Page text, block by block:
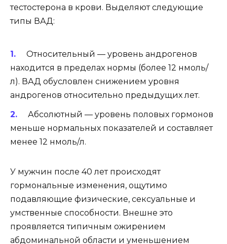
тестостерона в крови. Выделяют следующие
типы ВАД:
Относительный — уровень андрогенов
находится в пределах нормы (более 12 нмоль/
л). ВАД обусловлен снижением уровня
андрогенов относительно предыдущих лет.
Абсолютный — уровень половых гормонов
меньше нормальных показателей и составляет
менее 12 нмоль/л.
У мужчин после 40 лет происходят
гормональные изменения, ощутимо
подавляющие физические, сексуальные и
умственные способности. Внешне это
проявляется типичным ожирением
абдоминальной области и уменьшением